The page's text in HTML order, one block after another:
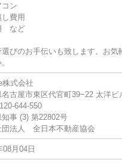
コン
し費用
など
びのお手伝いも致します。お気
株式会社
名古屋市東区代官町39−22 太洋ビ
644-550
事 (3) 第22802号
団法人 全日本不動産協会
08月04日